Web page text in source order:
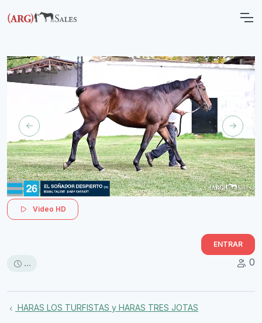
Video HD
ENTRAR
... 0
HARAS LOS TURFISTAS y HARAS TRES JOTAS